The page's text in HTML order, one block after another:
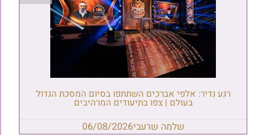
רגע נדיר: אלפי אברכים השתתפו בסיום המסכת הגדול
בעולם | צפו בתיעודים המרהיבים
שלמה שרעבי06/08/2026